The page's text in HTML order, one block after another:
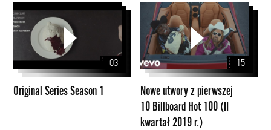
Original
Series
Season
03
Original Series Season 1
Nowe
utwory
pierwszej
10
Billboard
Hot
100
(II
15
Nowe utwory z pierwszej
10 Billboard Hot 100 (II
kwartał 2019 r.)